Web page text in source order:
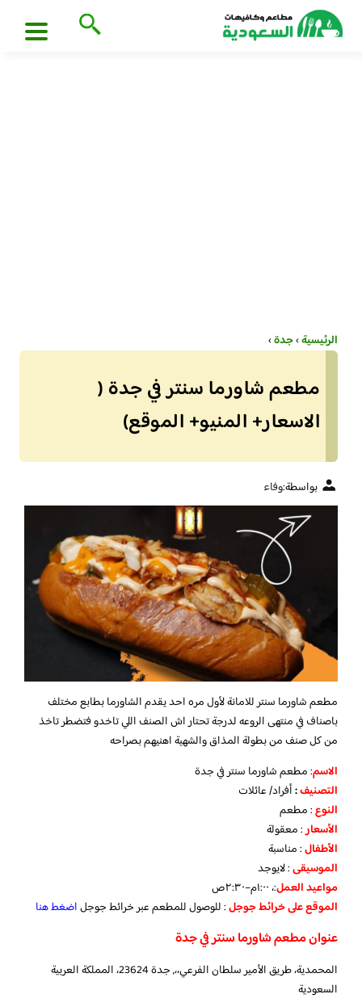
الرئيسية›جدة›
مطعم شاورما سنتر في جدة (
الاسعار+ المنيو+ الموقع)
بواسطة:وفاء
مطعم شاورما سنتر للامانة لأول مره احد يقدم الشاورما بطابع مختلف
باصناف في منتهى الروعه لدرجة تحتار اش الصنف اللي تاخدو فتضطر تاخذ
من كل صنف من بطولة المذاق والشهية اهنيهم بصراحه
الاسم: مطعم شاورما سنتر في جدة
التصنيف:أفراد/ عائلات
النوع: مطعم
الأسعار: معقولة
الأطفال: مناسبة
الموسيقى: لايوجد
مواعيدالعمل:، ١:٠٠م–٢:٣٠ص
الموقععلىخرائطجوجل: للوصول للمطعم عبر خرائط جوجلاضغط هنا
عنوان مطعم شاورما سنتر في جدة
المحمدية، طريق الأمير سلطان الفرعي،،, جدة 23624، المملكة العربية
السعودية